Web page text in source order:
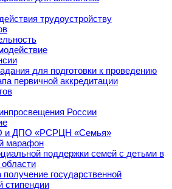
трудоустройству
для подготовки к проведению
первичной аккредитации
России
и ДПО «РСРЦН «Семья»
марафон
поддержки семей с детьми в
государственной
стипендии